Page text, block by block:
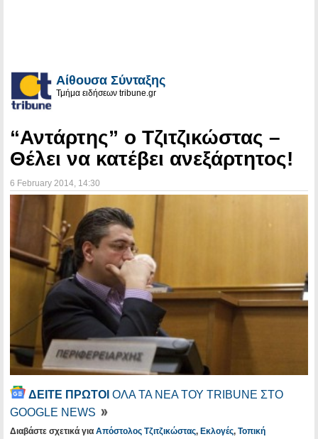
Αίθουσα Σύνταξης
Τμήμα ειδήσεων tribune.gr
“Αντάρτης” ο Τζιτζικώστας –
Θέλει να κατέβει ανεξάρτητος!
6 February 2014 , 14:30
ΔΕΙΤΕ ΠΡΩΤΟΙ ΟΛΑ ΤΑ ΝΕΑ ΤΟΥ TRIBUNE ΣΤΟ
GOOGLE NEWS
Διαβάστε σχετικά για Απόστολος Τζιτζικώστας, Εκλογές, Τοπική